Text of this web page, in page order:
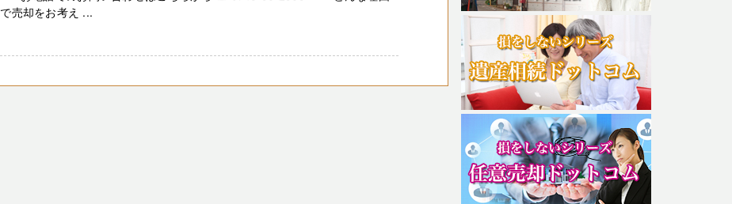
で売却をお考え ...